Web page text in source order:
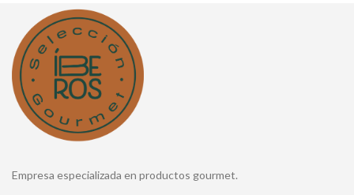
Empresa especializada en productos gourmet.